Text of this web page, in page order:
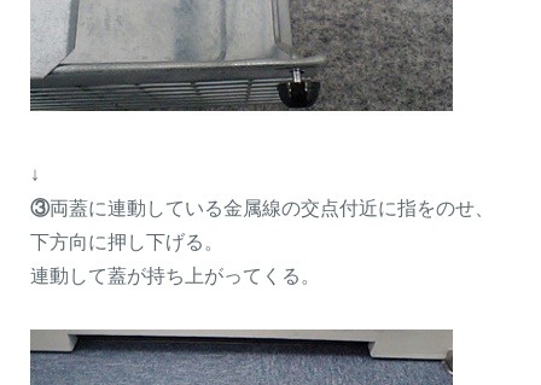
↓
③両蓋に連動している金属線の交点付近に指をのせ、
下方向に押し下げる。
連動して蓋が持ち上がってくる。